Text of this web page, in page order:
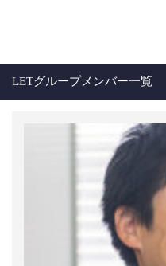
LETグループメンバー一覧